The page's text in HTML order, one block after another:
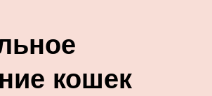
кошек